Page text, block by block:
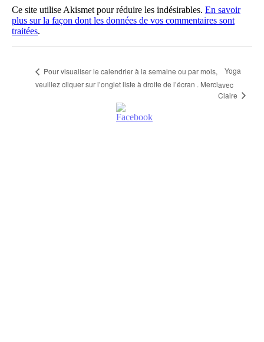
Ce site utilise Akismet pour réduire les indésirables. En savoir
plus sur la façon dont les données de vos commentaires sont
traitées.
Pour visualiser le calendrier à la semaine ou par mois,
veuillez cliquer sur l’onglet liste à droite de l’écran . Merci
Yoga
avec
Claire